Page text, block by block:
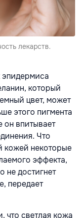
лекарств.
эпидермиса
который
цвет, может
этого пигмента
он впитывает
Что
кожей некоторые
эффекта,
не достигнет
передает
что светлая кожа